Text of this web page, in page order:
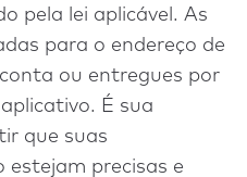
pela lei aplicável. As
para o endereço de
ou entregues por
É sua
que suas
precisas e